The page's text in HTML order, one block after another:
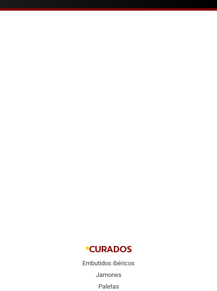
CURADOS
Embutidos ibéricos
Jamones
Paletas